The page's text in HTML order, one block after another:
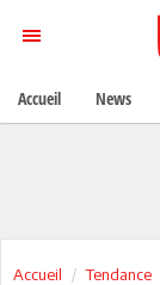
Accueil Tendance
Accueil News